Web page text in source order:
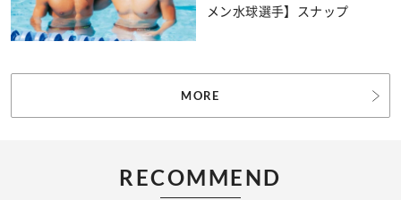
メン水球選手】スナップ
MORE
RECOMMEND